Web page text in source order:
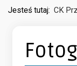
Jesteś tutaj: CK